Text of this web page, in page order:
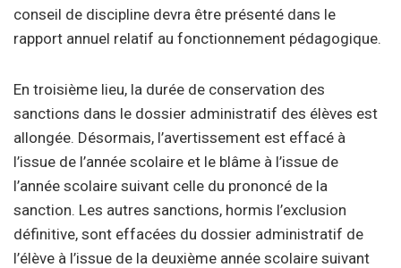
conseil de discipline devra être présenté dans le
rapport annuel relatif au fonctionnement pédagogique.
En troisième lieu, la durée de conservation des
sanctions dans le dossier administratif des élèves est
allongée. Désormais, l’avertissement est effacé à
l’issue de l’année scolaire et le blâme à l’issue de
l’année scolaire suivant celle du prononcé de la
sanction. Les autres sanctions, hormis l’exclusion
définitive, sont effacées du dossier administratif de
l’élève à l’issue de la deuxième année scolaire suivant